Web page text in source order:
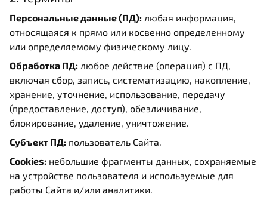
Персональные данные (ПД): любая информация,
относящаяся к прямо или косвенно определенному
или определяемому физическому лицу.
Обработка ПД: любое действие (операция) с ПД,
включая сбор, запись, систематизацию, накопление,
хранение, уточнение, использование, передачу
(предоставление, доступ), обезличивание,
блокирование, удаление, уничтожение.
Субъект ПД: пользователь Сайта.
Cookies: небольшие фрагменты данных, сохраняемые
на устройстве пользователя и используемые для
работы Сайта и/или аналитики.